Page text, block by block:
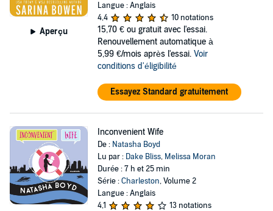
Aperçu
Langue : Anglais
4,4
10 notations
15,70 € ou gratuit avec l'essai.
Renouvellement automatique à
5,99 €/mois après l'essai. Voir
conditions d'éligibilité
Essayez Standard gratuitement
Inconvenient Wife
De : Natasha Boyd
Lu par : Dake Bliss, Melissa Moran
Durée : 7 h et 25 min
Série :Charleston, Volume 2
Langue : Anglais
4,1
13 notations